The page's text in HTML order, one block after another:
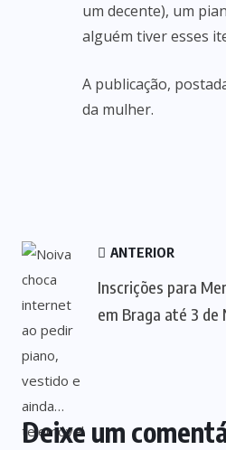
um decente), um
alguém tiver esses
A publicação,
da mulher.
ANTERIOR
Inscrições para
em Braga até 3 de
Deixe um